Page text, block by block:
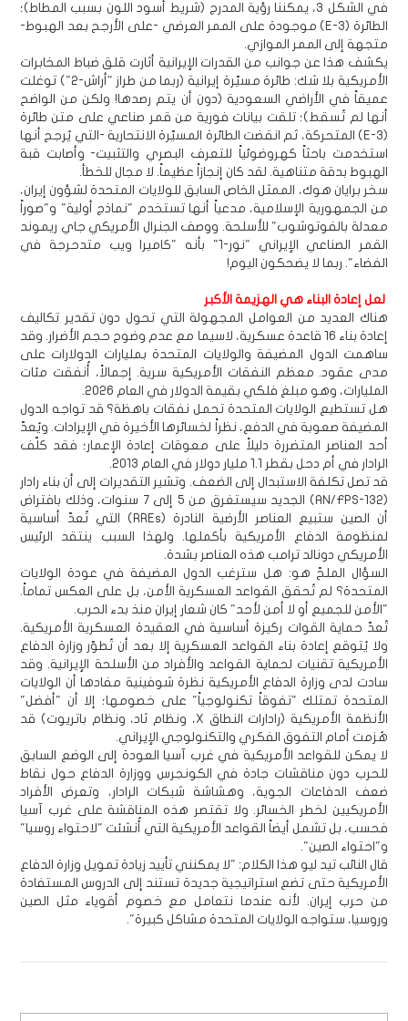
في الشكل 3، يمكننا رؤية المدرج (شريط أسود اللون بسبب المطاط)؛
الطائرة (E-3) موجودة على الممر العرضي -على الأرجح بعد الهبوط-
متجهة إلى الممر الموازي.
يكشف هذا عن جوانب من القدرات الإيرانية أثارت قلق ضباط المخابرات
الأمريكية بلا شك: طائرة مسيّرة إيرانية (ربما من طراز "أراش-2") توغلت
عميقاً في الأراضي السعودية (دون أن يتم رصدها! ولكن من الواضح
أنها لم تُسقط)؛ تلقت بيانات فورية من قمر صناعي على متن طائرة
(E-3) المتحركة، ثم انقضت الطائرة المسيّرة الانتحارية -التي يُرجح أنها
استخدمت باحثاً كهروضوئياً للتعرف البصري والتثبيت- وأصابت قبة
الهبوط بدقة متناهية. لقد كان إنجازاً عظيماً. لا مجال للخطأ.
سخر برايان هوك، الممثل الخاص السابق للولايات المتحدة لشؤون إيران،
من الجمهورية الإسلامية، مدعياً أنها تستخدم "نماذج أولية" و"صوراً
معدلة بالفوتوشوب" للأسلحة. ووصف الجنرال الأمريكي جاي ريموند
القمر الصناعي الإيراني "نور-1" بأنه "كاميرا ويب متدحرجة في
الفضاء". ربما لا يضحكون اليوم!
لعل إعادة البناء هي الهزيمة الأكبر
هناك العديد من العوامل المجهولة التي تحول دون تقدير تكاليف
إعادة بناء 16 قاعدة عسكرية، لاسيما مع عدم وضوح حجم الأضرار. وقد
ساهمت الدول المضيفة والولايات المتحدة بمليارات الدولارات على
مدى عقود. معظم النفقات الأمريكية سرية. إجمالاً، أُنفقت مئات
المليارات، وهو مبلغ فلكي بقيمة الدولار في العام 2026.
هل تستطيع الولايات المتحدة تحمل نفقات باهظة؟ قد تواجه الدول
المضيفة صعوبة في الدفع، نظراً لخسائرها الأخيرة في الإيرادات. ويُعدّ
أحد العناصر المتضررة دليلاً على معوقات إعادة الإعمار؛ فقد كلّف
الرادار في أم دحل بقطر 1.1 مليار دولار في العام 2013.
قد تصل تكلفة الاستبدال إلى الضعف. وتشير التقديرات إلى أن بناء رادار
(AN/FPS-132) الجديد سيستغرق من 5 إلى 7 سنوات، وذلك بافتراض
أن الصين ستبيع العناصر الأرضية النادرة (RREs) التي تُعدّ أساسية
لمنظومة الدفاع الأمريكية بأكملها. ولهذا السبب ينتقد الرئيس
الأمريكي دونالد ترامب هذه العناصر بشدة.
السؤال الملحّ هو: هل سترغب الدول المضيفة في عودة الولايات
المتحدة؟ لم تُحقق القواعد العسكرية الأمن، بل على العكس تماماً.
"الأمن للجميع أو لا أمن لأحد" كان شعار إيران منذ بدء الحرب.
تُعدّ حماية القوات ركيزة أساسية في العقيدة العسكرية الأمريكية.
ولا يُتوقع إعادة بناء القواعد العسكرية إلا بعد أن تُطوّر وزارة الدفاع
الأمريكية تقنيات لحماية القواعد والأفراد من الأسلحة الإيرانية. وقد
سادت لدى وزارة الدفاع الأمريكية نظرة شوفينية مفادها أن الولايات
المتحدة تمتلك "تفوقاً تكنولوجياً" على خصومها؛ إلا أن "أفضل"
الأنظمة الأمريكية (رادارات النطاق X، ونظام ثاد، ونظام باتريوت) قد
هُزمت أمام التفوق الفكري والتكنولوجي الإيراني.
لا يمكن للقواعد الأمريكية في غرب آسيا العودة إلى الوضع السابق
للحرب دون مناقشات جادة في الكونجرس ووزارة الدفاع حول نقاط
ضعف الدفاعات الجوية، وهشاشة شبكات الرادار، وتعرض الأفراد
الأمريكيين لخطر الخسائر. ولا تقتصر هذه المناقشة على غرب آسيا
فحسب، بل تشمل أيضاً القواعد الأمريكية التي أُنشئت "لاحتواء روسيا"
و"احتواء الصين".
قال النائب تيد ليو هذا الكلام: "لا يمكنني تأييد زيادة تمويل وزارة الدفاع
الأمريكية حتى تضع استراتيجية جديدة تستند إلى الدروس المستفادة
من حرب إيران. لأنه عندما نتعامل مع خصوم أقوياء مثل الصين
وروسيا، ستواجه الولايات المتحدة مشاكل كبيرة".